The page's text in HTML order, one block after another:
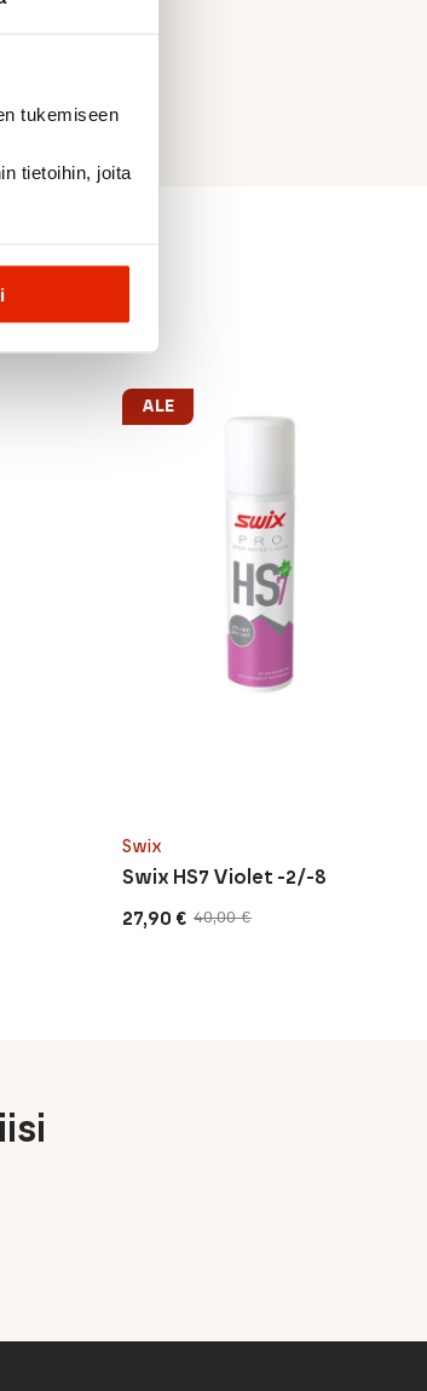
tukemiseen
tietoihin, joita
Swix
ALE
40,00€
Alkuperäinen
27,90 €
Nykyinen
Swix HS7 Violet -2/-8